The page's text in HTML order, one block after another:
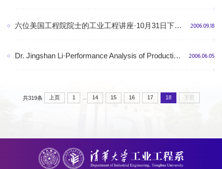
六位美国工程院院士的工业工程讲座·10月31日下午·清华大学公共管理学院报告厅 2006.09.18
Dr. Jingshan Li·Performance Analysis of Production Systems: Future Research Topics from Automotive Industry Perspective ·6月11日下午·舜德楼北510会议室 2006.06.05
共319条 上页 1 14 15 16 17 18 下页